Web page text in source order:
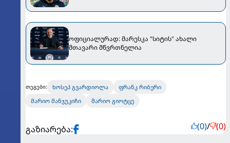
ოფიციალურად: მარესკა "სიტის" ახალი
მთავარი მწვრთნელია
თეგები: ხოსეპ გვარდიოლა
ფრანკ რიბერი
მარიო მანჯუკიჩი
მარიო გიოტცე
გაზიარება: (0)/ (0)